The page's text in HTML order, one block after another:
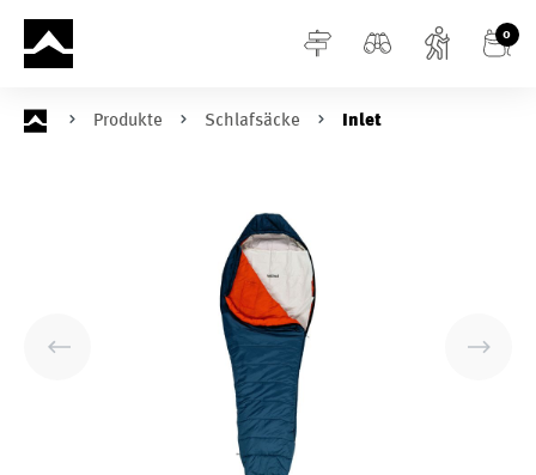
springen 0
Produkte Schlafsäcke Inlet
Bildergalerie überspringen